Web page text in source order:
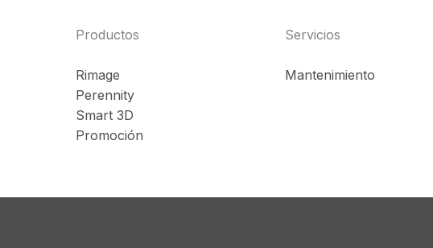
Productos
Rimage
Perennity
Smart 3D
Promoción
Servicios
Mantenimiento